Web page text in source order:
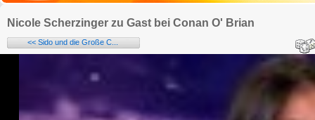
Nicole Scherzinger zu Gast bei Conan O' Brian
<< Sido und die Große C...